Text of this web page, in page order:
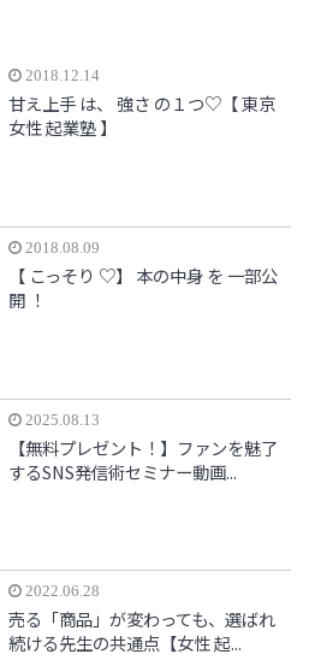
2018.12.14
甘え上手 は、 強さ の１つ♡【 東京
女性 起業塾 】
2018.08.09
【 こっそり ♡】 本の中身 を 一部公
開 ！
2025.08.13
【無料プレゼント！】ファンを魅了
するSNS発信術セミナー動画...
2022.06.28
売る「商品」が変わっても、選ばれ
続ける先生の共通点【女性 起...